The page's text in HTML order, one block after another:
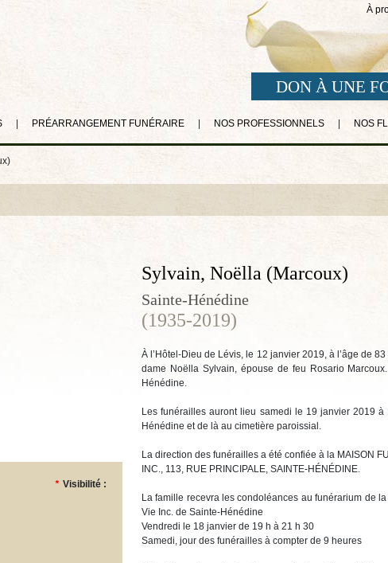
À
DON À UNE
PRÉARRANGEMENT FUNÉRAIRE NOS PROFESSIONNELS NOS
* Visibilité :
Sylvain, Noëlla (Marcoux)
Sainte-Hénédine
(1935-2019)
À l’Hôtel-Dieu de Lévis, le 12 janvier 2019, à l’âge de
dame Noëlla Sylvain, épouse de feu Rosario
Hénédine.
Les funérailles auront lieu samedi le 19 janvier 2019 à
Hénédine et de là au cimetière paroissial.
La direction des funérailles a été confiée à la MAISON
INC., 113, RUE PRINCIPALE, SAINTE-HÉNÉDINE.
La famille recevra les condoléances au funérarium de
Vie Inc. de Sainte-Hénédine
Vendredi le 18 janvier de 19 h à 21 h 30
Samedi, jour des funérailles à compter de 9 heures